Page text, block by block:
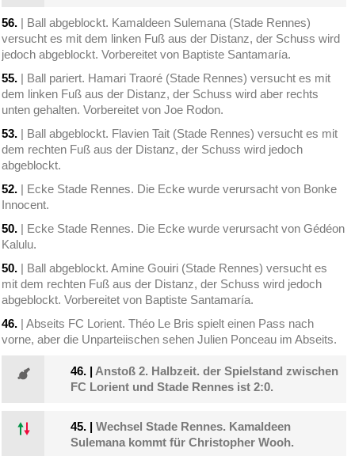
56. | Ball abgeblockt. Kamaldeen Sulemana (Stade Rennes)
versucht es mit dem linken Fuß aus der Distanz, der Schuss wird
jedoch abgeblockt. Vorbereitet von Baptiste Santamaría.
55. | Ball pariert. Hamari Traoré (Stade Rennes) versucht es mit
dem linken Fuß aus der Distanz, der Schuss wird aber rechts
unten gehalten. Vorbereitet von Joe Rodon.
53. | Ball abgeblockt. Flavien Tait (Stade Rennes) versucht es mit
dem rechten Fuß aus der Distanz, der Schuss wird jedoch
abgeblockt.
52. | Ecke Stade Rennes. Die Ecke wurde verursacht von Bonke
Innocent.
50. | Ecke Stade Rennes. Die Ecke wurde verursacht von Gédéon
Kalulu.
50. | Ball abgeblockt. Amine Gouiri (Stade Rennes) versucht es
mit dem rechten Fuß aus der Distanz, der Schuss wird jedoch
abgeblockt. Vorbereitet von Baptiste Santamaría.
46. | Abseits FC Lorient. Théo Le Bris spielt einen Pass nach
vorne, aber die Unparteiischen sehen Julien Ponceau im Abseits.
46. | Anstoß 2. Halbzeit. der Spielstand zwischen
FC Lorient und Stade Rennes ist 2:0.
45. |Wechsel Stade Rennes. Kamaldeen
Sulemana kommt für Christopher Wooh.